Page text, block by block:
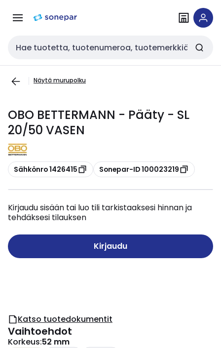
navigointiinsisältöön
Haku
Näytä murupolku
OBO BETTERMANN - Pääty - SL
20/50 VASEN
Kopioi
Sähkönro 1426415 Kopioi
Sonepar-ID 100023219
Kirjaudu sisään tai luo tili tarkistaaksesi hinnan ja
tehdäksesi tilauksen
Kirjaudu
Katso tuotedokumentit
Vaihtoehdot
Korkeus:52 mm